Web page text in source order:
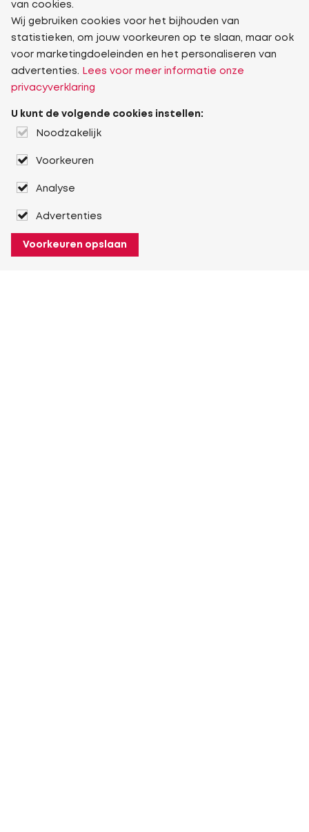
van cookies.
Wij gebruiken cookies voor het bijhouden van
statistieken, om jouw voorkeuren op te slaan, maar ook
voor marketingdoeleinden en het personaliseren van
advertenties.
Lees voor meer informatie onze
privacyverklaring
U kunt de volgende cookies instellen:
Noodzakelijk
Voorkeuren
Analyse
Advertenties
Voorkeuren opslaan